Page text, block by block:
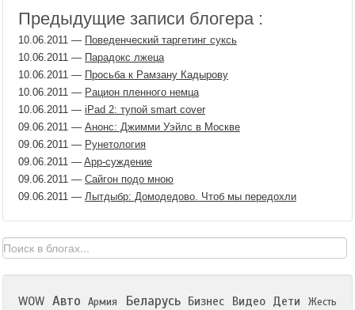
Предыдущие записи блогера :
10.06.2011 — Поведенческий таргетинг суксь
10.06.2011 — Парадокс лжеца
10.06.2011 — Просьба к Рамзану Кадырову
10.06.2011 — Рацион пленного немца
10.06.2011 — iPad 2: тупой smart cover
09.06.2011 — Анонс: Джимми Уэйлс в Москве
09.06.2011 — Рунетология
09.06.2011 — App-суждение
09.06.2011 — Сайгон подо мною
09.06.2011 — Лытдыбр: Домодедово. Чтоб мы передохли
WOW Авто Армия Беларусь Бизнес Видео Дети
Жесть